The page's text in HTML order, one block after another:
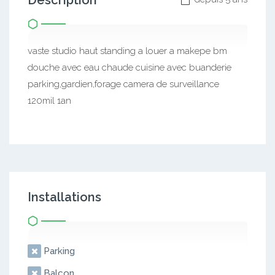
vaste studio haut standing a louer a makepe bm
douche avec eau chaude cuisine avec buanderie
parking,gardien,forage camera de surveillance
120mil 1an
Installations
Parking